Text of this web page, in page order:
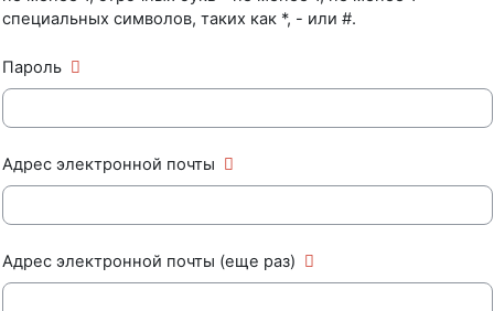
специальных символов, таких как *, - или #.
Пароль
Адрес электронной почты
Адрес электронной почты (еще раз)